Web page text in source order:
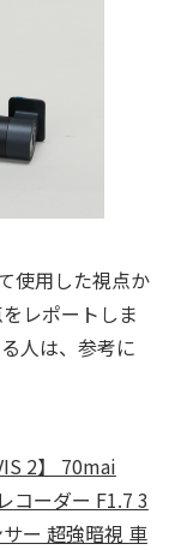
使用した視点か
レポートしま
人は、参考に
2】 70mai
コーダー F1.7 3
ー 超強暗視 車